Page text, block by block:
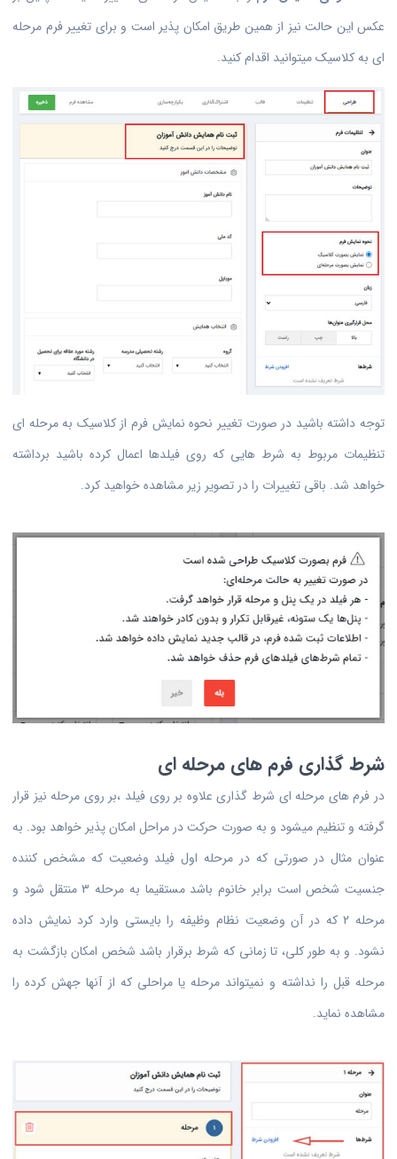
عکس این حالت نیز از همین طریق امکان پذیر است و برای تغییر فرم مرحله
ای به کلاسیک میتوانید اقدام کنید.
توجه داشته باشید در صورت تغییر نحوه نمایش فرم از کلاسیک به مرحله ای
تنظیمات مربوط به شرط هایی که روی فیلدها اعمال کرده باشید برداشته
خواهد شد. باقی تغییرات را در تصویر زیر مشاهده خواهید کرد.
شرط گذاری فرم های مرحله ای
در فرم های مرحله ای شرط گذاری علاوه بر روی فیلد ،بر روی مرحله نیز قرار
گرفته و تنظیم میشود و به صورت حرکت در مراحل امکان پذیر خواهد بود. به
عنوان مثال در صورتی که در مرحله اول فیلد وضعیت که مشخص کننده
جنسیت شخص است برابر خانوم باشد مستقیما به مرحله 3 منتقل شود و
مرحله 2 که در آن وضعیت نظام وظیفه را بایستی وارد کرد نمایش داده
نشود. و به طور کلی، تا زمانی که شرط برقرار باشد شخص امکان بازگشت به
مرحله قبل را نداشته و نمیتواند مرحله یا مراحلی که از آنها جهش کرده را
مشاهده نماید.